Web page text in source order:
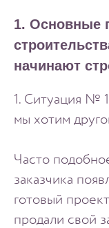
1. Основные
начинают
1. Ситуация №
мы хотим
Часто
заказчика
готовый
продали свой